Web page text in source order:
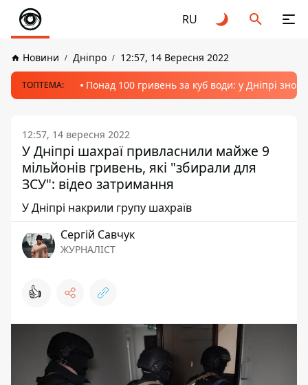
RU
Новини Дніпро 12:57, 14 Вересня 2022
ТОПТЕМА: Понад 100 гривень за куб води: у Дніпрі
12:57, 14 вересня 2022
У Дніпрі шахраї привласнили майже 9
мільйонів гривень, які "збирали для
ЗСУ": відео затримання
У Дніпрі накрили групу шахраїв
Сергій Савчук
ЖУРНАЛІСТ
👍